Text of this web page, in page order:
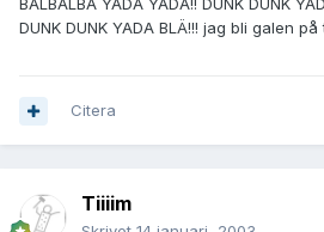
BALBALBA YADA YADA!! DUNK DUNK
DUNK DUNK YADA BLÄ!!! jag bli galen
Citera
Tiiiim